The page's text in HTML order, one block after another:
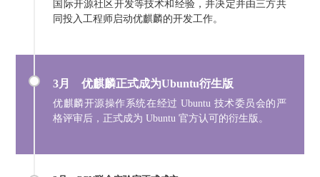
国际开源社区开发等技术和经验，并决定并由三方共
同投入工程师启动优麒麟的开发工作。
3月 优麒麟正式成为Ubuntu衍生版
优麒麟开源操作系统在经过 Ubuntu 技术委员会的严
格评审后，正式成为 Ubuntu 官方认可的衍生版。